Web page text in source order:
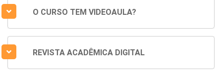
O CURSO TEM VIDEOAULA?
REVISTA ACADÊMICA DIGITAL